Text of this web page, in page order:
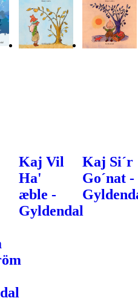
Kaj Vil
Ha'
æble -
Gyldendal
Kaj Si´r
Go´nat -